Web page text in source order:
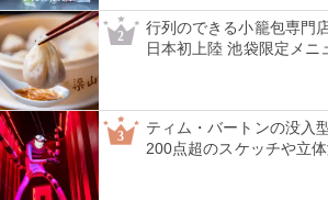
2
行列のできる小籠包専門
日本初上陸 池袋限定メニ
3
ティム・バートンの没入
200点超のスケッチや立